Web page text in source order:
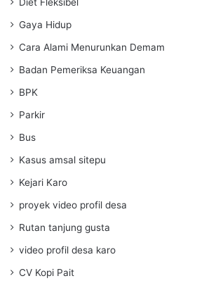
Gaya Hidup
Cara Alami Menurunkan Demam
Badan Pemeriksa Keuangan
BPK
Parkir
Bus
Kasus amsal sitepu
Kejari Karo
proyek video profil desa
Rutan tanjung gusta
video profil desa karo
CV Kopi Pait